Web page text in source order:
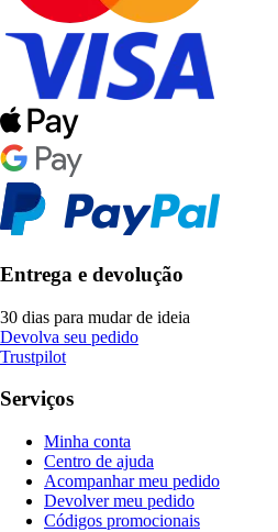
Entrega e devolução
30 dias para mudar de ideia
Devolva seu pedido
Trustpilot
Serviços
Minha conta
Centro de ajuda
Acompanhar meu pedido
Devolver meu pedido
Códigos promocionais